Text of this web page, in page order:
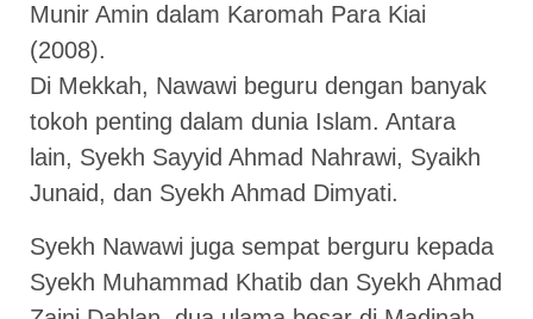
Munir Amin dalam Karomah Para Kiai
(2008).
Di Mekkah, Nawawi beguru dengan banyak
tokoh penting dalam dunia Islam. Antara
lain, Syekh Sayyid Ahmad Nahrawi, Syaikh
Junaid, dan Syekh Ahmad Dimyati.
Syekh Nawawi juga sempat berguru kepada
Syekh Muhammad Khatib dan Syekh Ahmad